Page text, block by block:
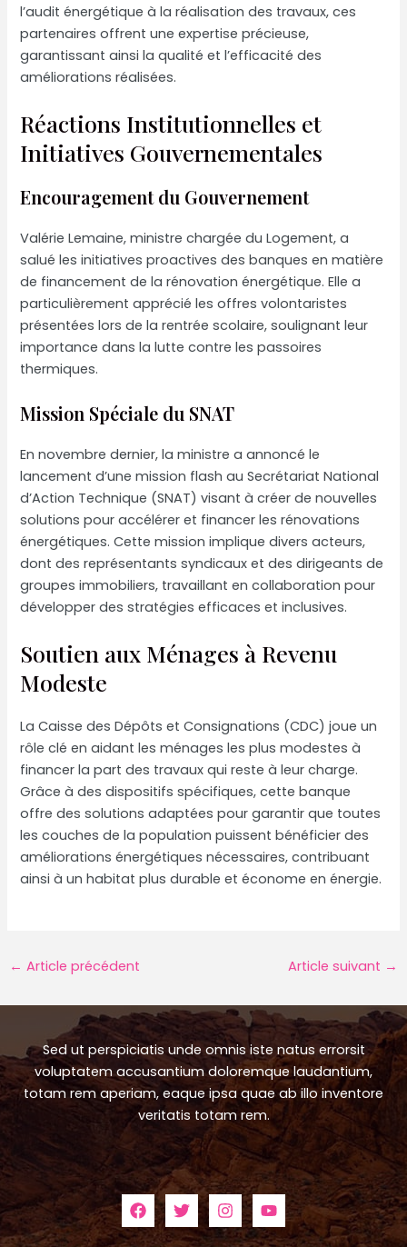
l’audit énergétique à la réalisation des travaux, ces
partenaires offrent une expertise précieuse,
garantissant ainsi la qualité et l’efficacité des
améliorations réalisées.
Réactions Institutionnelles et
Initiatives Gouvernementales
Encouragement du Gouvernement
Valérie Lemaine, ministre chargée du Logement, a
salué les initiatives proactives des banques en matière
de financement de la rénovation énergétique. Elle a
particulièrement apprécié les offres volontaristes
présentées lors de la rentrée scolaire, soulignant leur
importance dans la lutte contre les passoires
thermiques.
Mission Spéciale du SNAT
En novembre dernier, la ministre a annoncé le
lancement d’une mission flash au Secrétariat National
d’Action Technique (SNAT) visant à créer de nouvelles
solutions pour accélérer et financer les rénovations
énergétiques. Cette mission implique divers acteurs,
dont des représentants syndicaux et des dirigeants de
groupes immobiliers, travaillant en collaboration pour
développer des stratégies efficaces et inclusives.
Soutien aux Ménages à Revenu
Modeste
La Caisse des Dépôts et Consignations (CDC) joue un
rôle clé en aidant les ménages les plus modestes à
financer la part des travaux qui reste à leur charge.
Grâce à des dispositifs spécifiques, cette banque
offre des solutions adaptées pour garantir que toutes
les couches de la population puissent bénéficier des
améliorations énergétiques nécessaires, contribuant
ainsi à un habitat plus durable et économe en énergie.
Navigation
articles
← Article précédent Article suivant →
Sed ut perspiciatis unde omnis iste natus errorsit
voluptatem accusantium doloremque laudantium,
totam rem aperiam, eaque ipsa quae ab illo inventore
veritatis totam rem.